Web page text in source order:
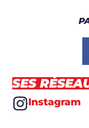
SES
Instagram